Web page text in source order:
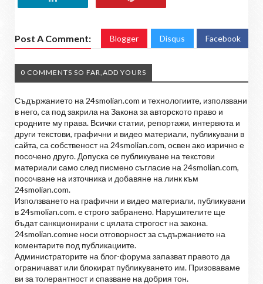
Post A Comment: Blogger Disqus Facebook
0 COMMENTS SO FAR,ADD YOURS
Съдържанието на 24smolian.com и технологиите, използвани
в него, са под закрила на Закона за авторското право и
сродните му права. Всички статии, репортажи, интервюта и
други текстови, графични и видео материали, публикувани в
сайта, са собственост на 24smolian.com, освен ако изрично е
посочено друго. Допуска се публикуване на текстови
материали само след писмено съгласие на 24smolian.com,
посочване на източника и добавяне на линк към
24smolian.com.
Използването на графични и видео материали, публикувани
в 24smolian.com. е строго забранено. Нарушителите ще
бъдат санкционирани с цялата строгост на закона.
24smolian.comне носи отговорност за съдържанието на
коментарите под публикациите.
Администраторите на блог-форума запазват правото да
ограничават или блокират публикуването им. Призоваваме
ви за толерантност и спазване на добрия тон.